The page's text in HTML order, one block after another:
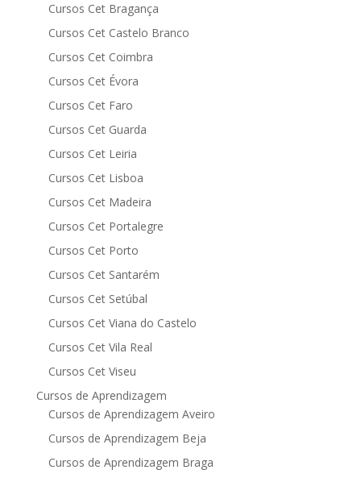
Cursos Cet Bragança
Cursos Cet Castelo Branco
Cursos Cet Coimbra
Cursos Cet Évora
Cursos Cet Faro
Cursos Cet Guarda
Cursos Cet Leiria
Cursos Cet Lisboa
Cursos Cet Madeira
Cursos Cet Portalegre
Cursos Cet Porto
Cursos Cet Santarém
Cursos Cet Setúbal
Cursos Cet Viana do Castelo
Cursos Cet Vila Real
Cursos Cet Viseu
Cursos de Aprendizagem
Cursos de Aprendizagem Aveiro
Cursos de Aprendizagem Beja
Cursos de Aprendizagem Braga